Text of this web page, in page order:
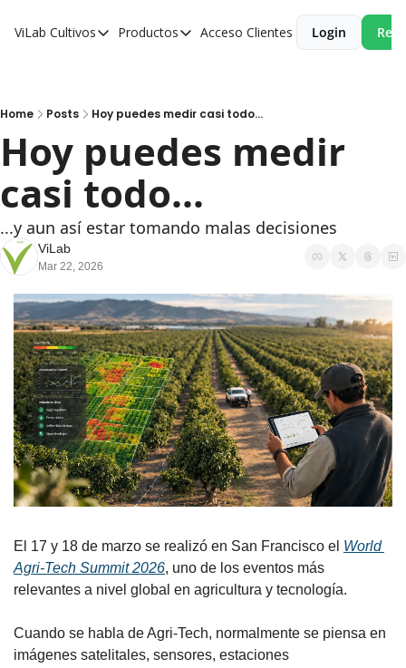
ViLab Cultivos
Cultivos
Olivos
Cítricos
Cerezos
Almendros
Tabaco
Avellanos
Productos
Productos
Estudio de Zonificación
Monitoreo Satelital de Cultivos
Acceso Clientes Login
Home Posts Hoy puedes medir casi todo...
Hoy puedes medir
casi todo...
...y aun así estar tomando malas decisiones
ViLab
Mar 22, 2026
El 17 y 18 de marzo se realizó en San Francisco el World
Agri-Tech Summit 2026, uno de los eventos más
relevantes a nivel global en agricultura y tecnología.
Cuando se habla de Agri-Tech, normalmente se piensa en
imágenes satelitales, sensores, estaciones